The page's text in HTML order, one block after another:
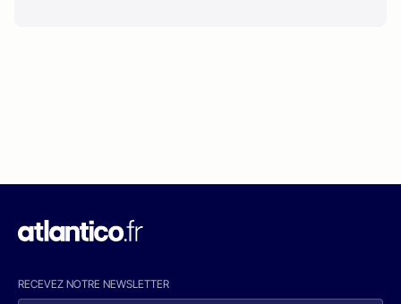
RECEVEZ NOTRE NEWSLETTER